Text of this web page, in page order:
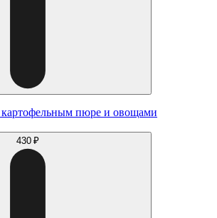
пюре и овощами
430 ₽